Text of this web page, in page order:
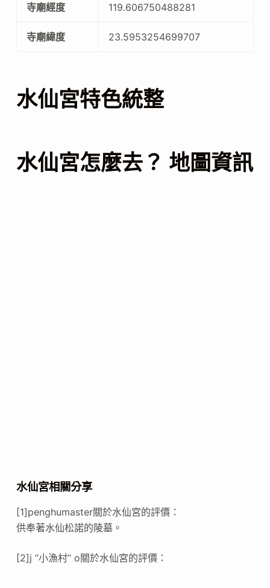
寺廟經度 119.606750488281
寺廟緯度 23.5953254699707
水仙宮特色統整
水仙宮怎麼去？ 地圖資訊
水仙宮相關分享
[1]penghumaster關於水仙宮的評價：
供奉著水仙松諾的陵墓。
[2]j “小漁村” o關於水仙宮的評價：